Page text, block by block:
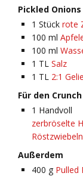
Pickled Onions
1 Stück rote
100 ml
100 ml
1 TL Salz
1 TL 2:1
Für den Crunch
1 Handvoll
zerbröselte
Röstzwiebeln
Außerdem
400 g Pulled